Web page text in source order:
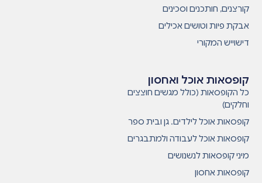
קופסאות אוכל ואחסון
כל הקופסאות (כולל מגשים חוצצים
וחלקים)
קופסאות אוכל לילדים. גן ובית ספר
קופסאות אוכל לעבודה ולמתבגרים
מיני קופסאות לנשנושים
קופסאות אחסון
קורצנים, חותכנים וסכינים
אבקת פיות וטושים אכילים
דישוייש המקורי